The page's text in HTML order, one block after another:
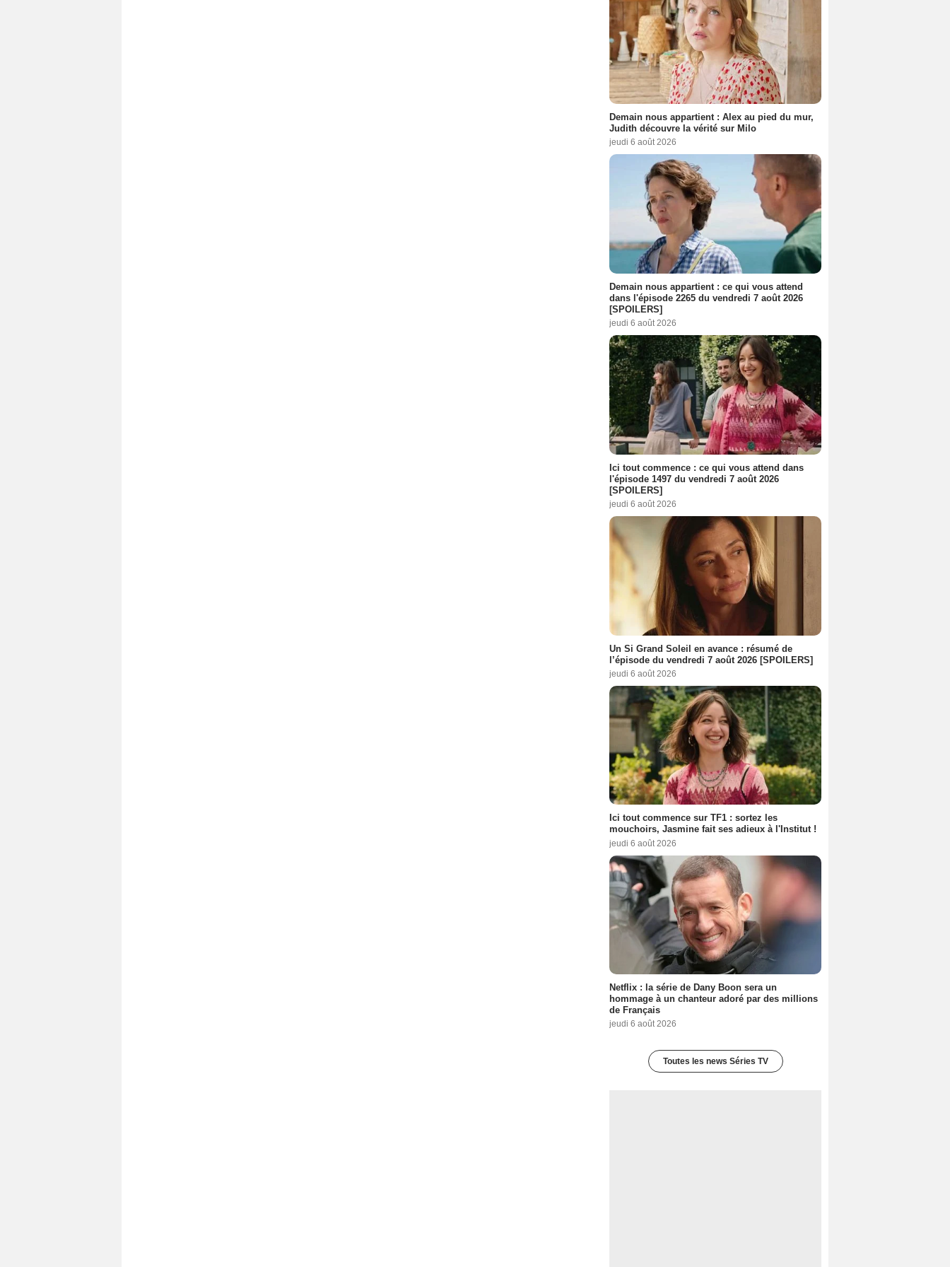
Demain nous appartient : Alex au pied du mur,
Judith découvre la vérité sur Milo
jeudi 6 août 2026
Demain nous appartient : ce qui vous attend
dans l'épisode 2265 du vendredi 7 août 2026
[SPOILERS]
jeudi 6 août 2026
Ici tout commence : ce qui vous attend dans
l'épisode 1497 du vendredi 7 août 2026
[SPOILERS]
jeudi 6 août 2026
Un Si Grand Soleil en avance : résumé de
l’épisode du vendredi 7 août 2026 [SPOILERS]
jeudi 6 août 2026
Ici tout commence sur TF1 : sortez les
mouchoirs, Jasmine fait ses adieux à l'Institut !
jeudi 6 août 2026
Netflix : la série de Dany Boon sera un
hommage à un chanteur adoré par des millions
de Français
jeudi 6 août 2026
Toutes les news Séries TV